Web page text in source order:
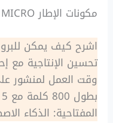
مكونات الإطار MICRO كاملا كالتالي:
اشرح كيف يمكن
المفتاحية: الذكاء